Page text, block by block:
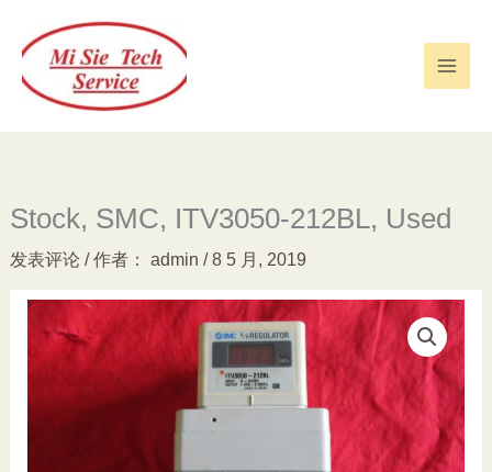
Stock, SMC, ITV3050-212BL, Used
发表评论 / 作者： admin /8 5 月, 2019